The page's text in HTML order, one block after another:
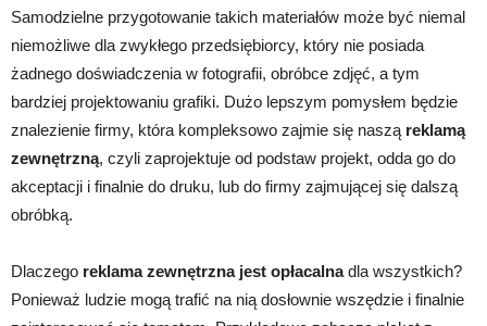
Samodzielne przygotowanie takich materiałów może być niemal
niemożliwe dla zwykłego przedsiębiorcy, który nie posiada
żadnego doświadczenia w fotografii, obróbce zdjęć, a tym
bardziej projektowaniu grafiki. Dużo lepszym pomysłem będzie
znalezienie firmy, która kompleksowo zajmie się naszą reklamą
zewnętrzną, czyli zaprojektuje od podstaw projekt, odda go do
akceptacji i finalnie do druku, lub do firmy zajmującej się dalszą
obróbką.
Dlaczego reklama zewnętrzna jest opłacalnadla wszystkich?
Ponieważ ludzie mogą trafić na nią dosłownie wszędzie i finalnie